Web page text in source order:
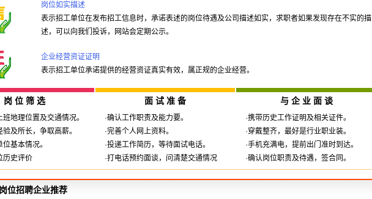
岗位如实描述
表示招工单位在发布招工信息时，承诺表述的岗位待遇及公司描述如实，求职者如果发现存在不实的描
述，可以向我们投诉，网站会定期公示。
企业经营资证证明
表示招工单位承诺提供的经营资证真实有效，属正规的企业经营。
岗 位 筛 选 面 试 准 备 与 企 业 面 谈
班地理位置及交通情况。
验及所长，争取高薪。
位基本情况。
历史评价
·确认工作职责及能力要。
·完善个人网上资料。
·投递工作简历，等待面试电话。
·打电话预约面谈，问清楚交通情况
·携带历史工作证明及相关证件。
·穿戴整齐，最好是行业职业装。
·手机充满电，提前出门准时到达。
·确认岗位职责及待遇，签合同。
位招聘企业推荐